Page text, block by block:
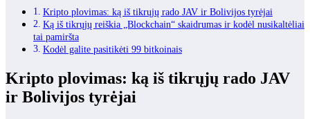
Kripto plovimas: ką iš tikrųjų rado JAV ir Bolivijos tyrėjai
Ką iš tikrųjų reiškia „Blockchain“ skaidrumas ir kodėl nusikaltėliai
tai pamiršta
Kodėl galite pasitikėti 99 bitkoinais
Kripto plovimas: ką iš tikrųjų rado JAV
ir Bolivijos tyrėjai